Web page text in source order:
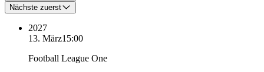
Nächste zuerst
2027
13. März15:00
Football League One